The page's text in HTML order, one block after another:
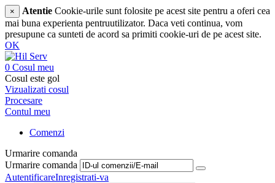
× Atentie Cookie-urile sunt folosite pe acest site pentru a oferi cea
mai buna experienta pentruutilizator. Daca veti continua, vom
presupune ca sunteti de acord sa primiti cookie-uri de pe acest site.
OK
0 Cosul meu
Cosul este gol
Vizualizati cosul
Procesare
Contul meu
Comenzi
Urmarire comanda
Urmarire comanda
AutentificareInregistrati-va